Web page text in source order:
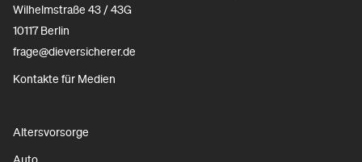
Wilhelmstraße 43 / 43G
10117 Berlin
frage@dieversicherer.de
Kontakte für Medien
Altersvorsorge